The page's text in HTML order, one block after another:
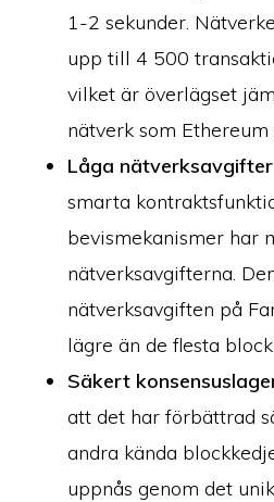
1-2 sekunder.
upp till 4 500
vilket är överlägset
nätverk som
Låga
smarta
bevismekanismer har
nätverksavgifterna.
nätverksavgiften på
lägre än de flesta
Säkert
att det har förbättrad
andra kända
uppnås genom det